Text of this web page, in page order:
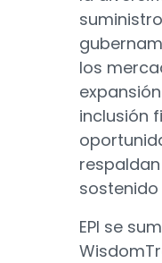
los
inclusión
EPI se